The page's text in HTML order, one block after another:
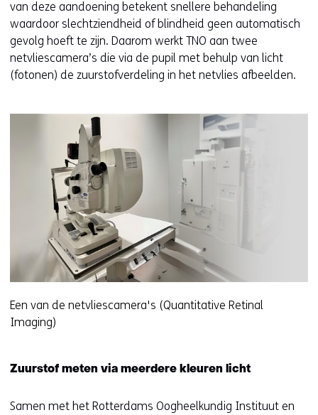
van deze aandoening betekent snellere behandeling
waardoor slechtziendheid of blindheid geen automatisch
gevolg hoeft te zijn. Daarom werkt TNO aan twee
netvliescamera’s die via de pupil met behulp van licht
(fotonen) de zuurstofverdeling in het netvlies afbeelden.
Een van de netvliescamera's (Quantitative Retinal
Imaging)
Zuurstof meten via meerdere kleuren licht
Samen met het Rotterdams Oogheelkundig Instituut en